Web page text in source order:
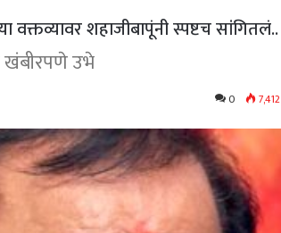
शहाजीबापूंनी स्पष्टच सांगितलं..
खंबीरपणे उभे
0 7,412